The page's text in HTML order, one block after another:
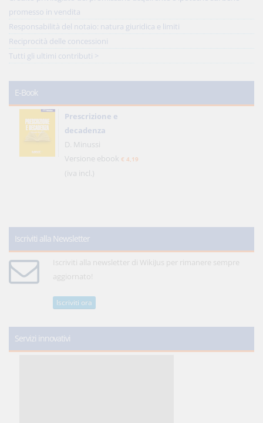
promesso in vendita
Responsabilità del notaio: natura giuridica e limiti
Reciprocità delle concessioni
Tutti gli ultimi contributi >
E-Book
Prescrizione e
decadenza
D. Minussi
Versione ebook € 4,19
(iva incl.)
Iscriviti alla Newsletter
Iscriviti alla newsletter di WikiJus per rimanere sempre
aggiornato!
Iscriviti ora
Servizi innovativi